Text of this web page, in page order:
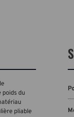
poids du
pliable